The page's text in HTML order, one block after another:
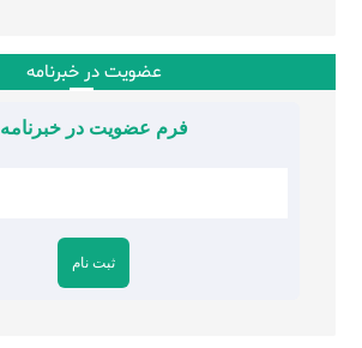
عضویت در خبرنامه
فرم عضویت در خبرنامه